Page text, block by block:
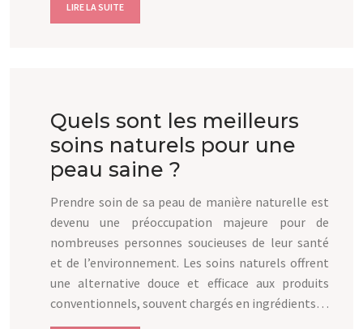
LIRE LA SUITE
Quels sont les meilleurs
soins naturels pour une
peau saine ?
Prendre soin de sa peau de manière naturelle est
devenu une préoccupation majeure pour de
nombreuses personnes soucieuses de leur santé
et de l’environnement. Les soins naturels offrent
une alternative douce et efficace aux produits
conventionnels, souvent chargés en ingrédients…